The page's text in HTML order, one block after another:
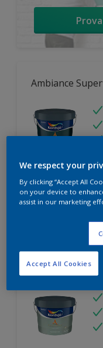
Ambiance
Jämföra
Nordsjö
snickerifärg
We respect your
By clicking “Accept All
on your device to
assist in our marketing
Accept All Cookies